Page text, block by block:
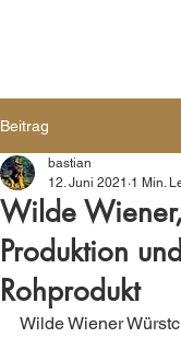
Beitrag
Wilde
Produktion
Rohprodukt
bastian
12. Juni 2021 1 Min.
Wilde Wiener